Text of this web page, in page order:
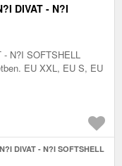
DIVAT - N?I
N?I SOFTSHELL
EU XXL, EU S, EU
DIVAT - N?I SOFTSHELL